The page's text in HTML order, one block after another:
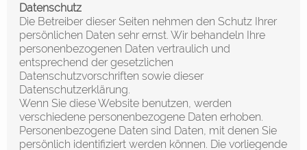
Datenschutz
Die Betreiber dieser Seiten nehmen den Schutz Ihrer
persönlichen Daten sehr ernst. Wir behandeln Ihre
personenbezogenen Daten vertraulich und
entsprechend der gesetzlichen
Datenschutzvorschriften sowie dieser
Datenschutzerklärung.
Wenn Sie diese Website benutzen, werden
verschiedene personenbezogene Daten erhoben.
Personenbezogene Daten sind Daten, mit denen Sie
persönlich identifiziert werden können. Die vorliegende